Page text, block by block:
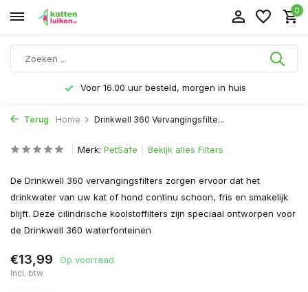
0
Voor 16.00 uur besteld, morgen in huis
Terug Home Drinkwell 360 Vervangingsfilte...
Merk: PetSafe Bekijk alles Filters
De Drinkwell 360 vervangingsfilters zorgen ervoor dat het
drinkwater van uw kat of hond continu schoon, fris en smakelijk
blijft. Deze cilindrische koolstoffilters zijn speciaal ontworpen voor
de Drinkwell 360 waterfonteinen
€13,99 Op voorraad
Incl. btw